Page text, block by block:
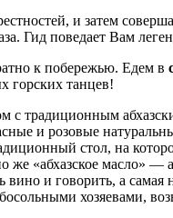
и затем
Гид поведает Вам
к побережью. Едем в
горских танцев!
с традиционным
и розовые
стол, на
«абхазское масло» —
вино и говорить, а
хозяевами,